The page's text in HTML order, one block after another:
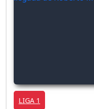
LIGA 1